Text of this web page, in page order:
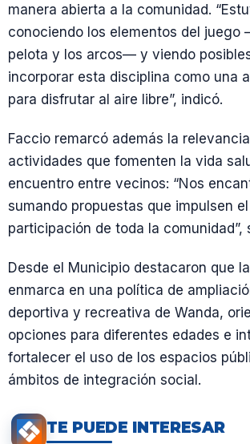
manera abierta a la comunidad.
conociendo los elementos del juego
pelota y los arcos— y viendo
incorporar esta disciplina como una
para disfrutar al aire libre”, indicó.
Faccio remarcó además la
actividades que fomenten la vida
encuentro entre vecinos: “Nos
sumando propuestas que impulsen
participación de toda la comunidad”,
Desde el Municipio destacaron que
enmarca en una política de
deportiva y recreativa de Wanda,
opciones para diferentes edades e
fortalecer el uso de los espacios
ámbitos de integración social.
TE PUEDE INTERESAR